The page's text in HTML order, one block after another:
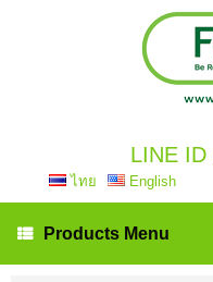
LINE ID
ไทย English
Products Menu